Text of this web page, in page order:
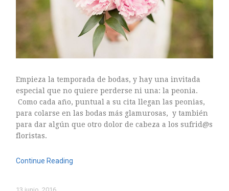
marzo 2016
diciembre 2015
noviembre 2015
octubre 2015
septiembre 2015
agosto 2015
julio 2015
mayo 2015
Empieza la temporada de bodas, y hay una invitada
especial que no quiere perderse ni una: la peonia.
Como cada año, puntual a su cita llegan las peonias,
para colarse en las bodas más glamurosas, y también
para dar algún que otro dolor de cabeza a los sufrid@s
floristas.
Continue Reading